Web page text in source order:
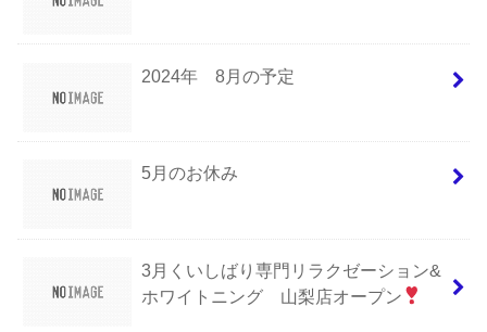
2024年 8月の予定
5月のお休み
3月くいしばり専門リラクゼーション&
ホワイトニング 山梨店オープン